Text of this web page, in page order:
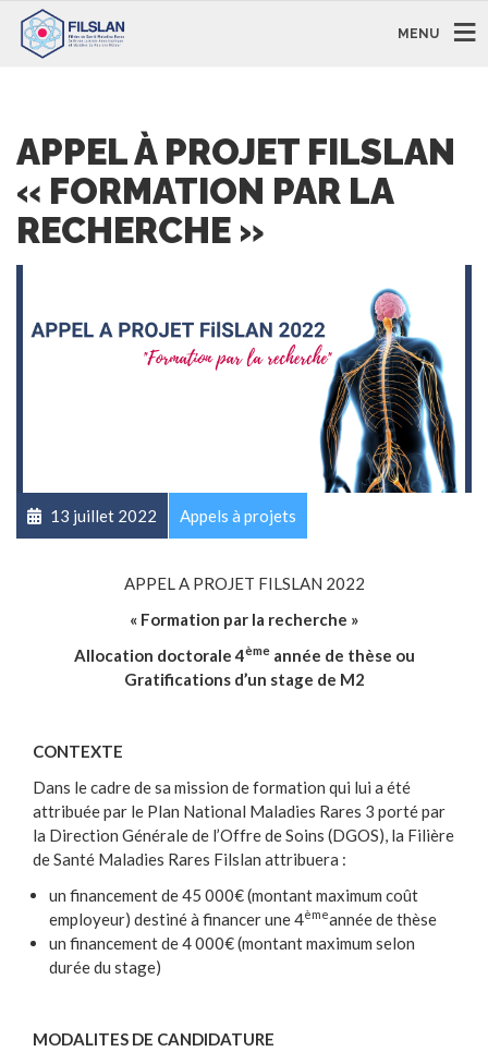
MENU
APPEL À PROJET FILSLAN
« FORMATION PAR LA
RECHERCHE »
13 juillet 2022 Appels à projets
APPEL A PROJET FILSLAN 2022
« Formation par la recherche »
Allocation doctorale 4èmeannée de thèse ou
Gratifications d’un stage de M2
CONTEXTE
Dans le cadre de sa mission de formation qui lui a été
attribuée par le Plan National Maladies Rares 3 porté par
la Direction Générale de l’Offre de Soins (DGOS), la Filière
de Santé Maladies Rares Filslan attribuera :
un financement de 45 000€ (montant maximum coût
employeur) destiné à financer une 4èmeannée de thèse
un financement de 4 000€ (montant maximum selon
durée du stage)
MODALITES DE CANDIDATURE